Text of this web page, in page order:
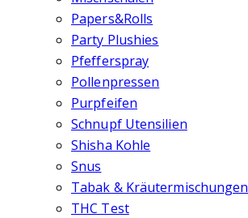
Papers&Rolls
Party Plushies
Pfefferspray
Pollenpressen
Purpfeifen
Schnupf Utensilien
Shisha Kohle
Snus
Tabak & Kräutermischungen
THC Test